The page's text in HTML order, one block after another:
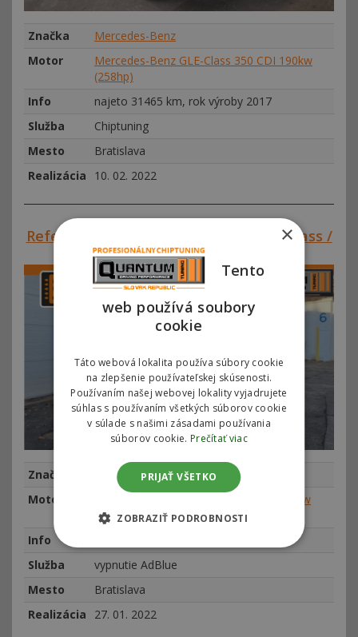
Značka
Mercedes-Benz
Motor
Mercedes-Benz GLE-Class 350 CDI 190kw
(258hp)
Info
najeto 31465 km, rok výroby 2017
Služba
Chiptuning
Mesto
Bratislava
Realizácia
10. 02. 2022
Referencie SVK#00299 – Mercedes V-Class /
Vito III 220 CDI 140kw (190hp)
Značka
Mercedes-Benz
Motor
Mercedes V-Class / Vito III 220 CDI 140kw
(190hp)
Info
Služba
vypnutie AdBlue
Mesto
Bratislava
Realizácia
27. 01. 2022
×
Tento
web používá soubory
cookie
Táto webová lokalita používa súbory cookie
na zlepšenie používateľskej skúsenosti.
Používaním našej webovej lokality vyjadrujete
súhlas s používaním všetkých súborov cookie
v súlade s našimi zásadami používania
súborov cookie. Prečítať viac
PRIJAŤ VŠETKO
ZOBRAZIŤ PODROBNOSTI